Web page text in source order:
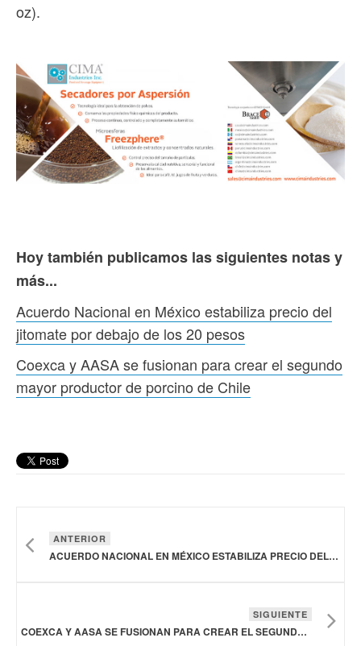
oz).
Hoy también publicamos las siguientes notas y
más...
Acuerdo Nacional en México estabiliza precio del
jitomate por debajo de los 20 pesos
Coexca y AASA se fusionan para crear el segundo
mayor productor de porcino de Chile
ANTERIOR
ACUERDO NACIONAL EN MÉXICO ESTABILIZA PRECIO DEL JITOMATE POR DEBAJO DE LOS 20 PESOS
SIGUIENTE
COEXCA Y AASA SE FUSIONAN PARA CREAR EL SEGUNDO MAYOR PRODUCTOR DE PORCINO DE CHILE